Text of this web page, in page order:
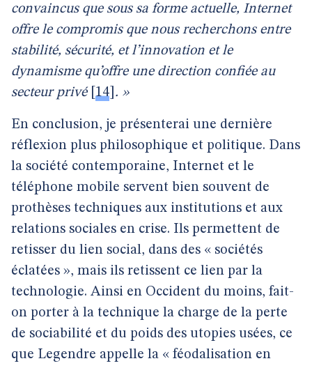
convaincus que sous sa forme actuelle, Internet
offre le compromis que nous recherchons entre
stabilité, sécurité, et l’innovation et le
dynamisme qu’offre une direction confiée au
secteur privé[ 14 . »
En conclusion, je présenterai une dernière
réflexion plus philosophique et politique. Dans
la société contemporaine, Internet et le
téléphone mobile servent bien souvent de
prothèses techniques aux institutions et aux
relations sociales en crise. Ils permettent de
retisser du lien social, dans des « sociétés
éclatées », mais ils retissent ce lien par la
technologie. Ainsi en Occident du moins, fait-
on porter à la technique la charge de la perte
de sociabilité et du poids des utopies usées, ce
que Legendre appelle la « féodalisation en